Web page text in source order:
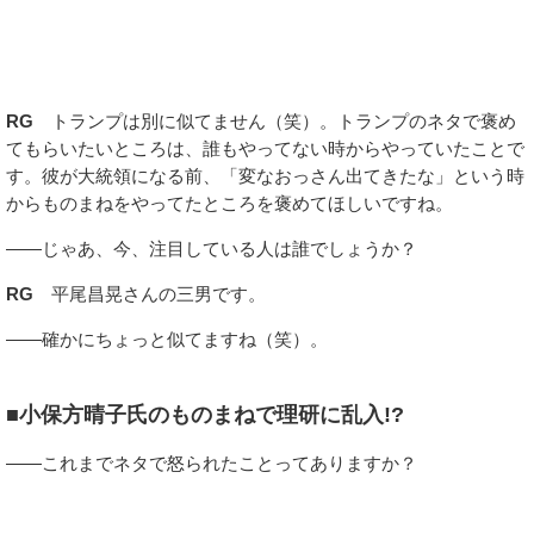
RG トランプは別に似てません（笑）。トランプのネタで褒め
てもらいたいところは、誰もやってない時からやっていたことで
す。彼が大統領になる前、「変なおっさん出てきたな」という時
からものまねをやってたところを褒めてほしいですね。
――じゃあ、今、注目している人は誰でしょうか？
RG 平尾昌晃さんの三男です。
――確かにちょっと似てますね（笑）。
■小保方晴子氏のものまねで理研に乱入!?
――これまでネタで怒られたことってありますか？